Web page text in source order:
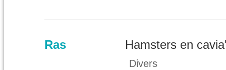
Ras Hamsters en
Divers